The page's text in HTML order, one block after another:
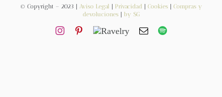
© Copyright – 2023 | Aviso Legal Privacidad Cookies| Compras y
devoluciones| by SG